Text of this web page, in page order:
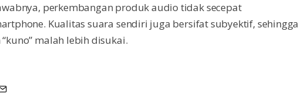
perkembangan produk audio tidak secepat
Kualitas suara sendiri juga bersifat subyektif, sehingga
malah lebih disukai.